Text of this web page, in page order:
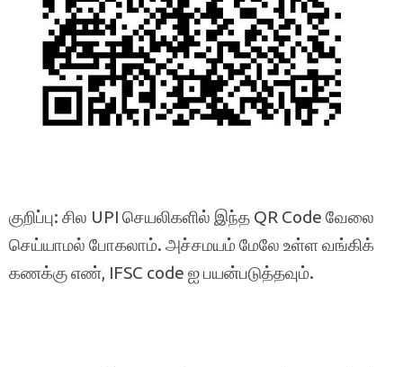
குறிப்பு: சில UPI செயலிகளில் இந்த QR Code வேலை
செய்யாமல் போகலாம். அச்சமயம் மேலே உள்ள வங்கிக்
கணக்கு எண், IFSC code ஐ பயன்படுத்தவும்.